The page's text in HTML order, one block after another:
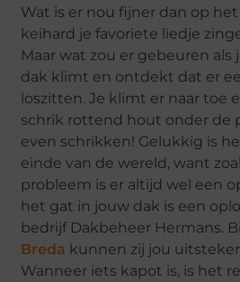
Wat is er nou fijner dan op
keihard je favoriete liedje
Maar wat zou er gebeuren als
dak klimt en ontdekt dat er
loszitten. Je klimt er naar toe
schrik rottend hout onder de
even schrikken! Gelukkig is
einde van de wereld, want
probleem is er altijd wel een
het gat in jouw dak is een
bedrijf Dakbeheer Hermans.
Breda kunnen zij jou
Wanneer iets kapot is, is het